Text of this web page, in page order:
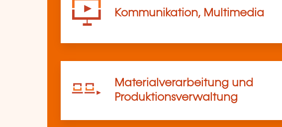
Kommunikation, Multimedia
Materialverarbeitung und
Produktionsverwaltung